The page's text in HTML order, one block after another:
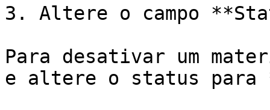
3. Altere o campo
Para desativar um
e altere o status